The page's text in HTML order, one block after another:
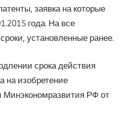
заявка на которые
года. На все
установленные ранее.
срока действия
на изобретение
Минэкономразвития РФ от